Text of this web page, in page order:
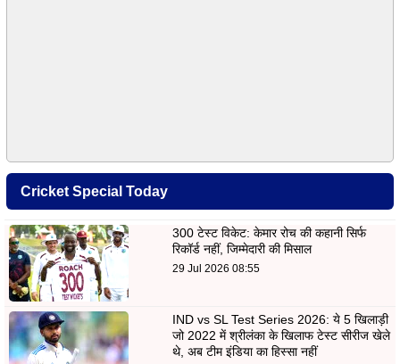
Cricket Special Today
300 टेस्ट विकेट: केमार रोच की कहानी सिर्फ
रिकॉर्ड नहीं, जिम्मेदारी की मिसाल
29 Jul 2026 08:55
IND vs SL Test Series 2026: ये 5 खिलाड़ी
जो 2022 में श्रीलंका के खिलाफ टेस्ट सीरीज खेले
थे, अब टीम इंडिया का हिस्सा नहीं